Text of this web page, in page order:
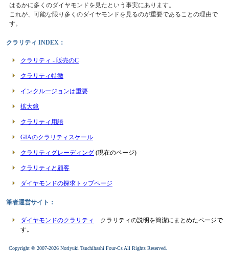
はるかに多くのダイヤモンドを見たという事実にあります。
これが、可能な限り多くのダイヤモンドを見るのが重要であることの理由で
す。
クラリティ INDEX：
クラリティ - 販売のC
クラリティ特徴
インクルージョンは重要
拡大鏡
クラリティ用語
GIAのクラリティスケール
クラリティグレーディング (現在のページ)
クラリティと顧客
ダイヤモンドの探求トップページ
筆者運営サイト：
ダイヤモンドのクラリティ
クラリティの説明を簡潔にまとめたページで
す。
Copyright © 2007-2026 Noriyuki Tsuchihashi Four-Cs All Rights Reserved.